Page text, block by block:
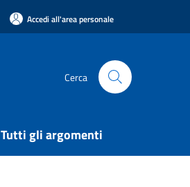
Accedi all'area personale
Cerca
Tutti gli argomenti